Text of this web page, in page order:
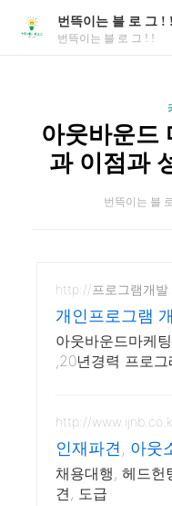
번뜩이는 블 로 그 ! !
번뜩이는 블 로 그 ! !
아웃바운드
과 이점과
번뜩이는 블
http://프로그램개발
개인프로그램
아웃바운드마케
,20년경력 프로
http://
인재파견, 아웃
기업
채용대행, 헤드헌
견, 도급